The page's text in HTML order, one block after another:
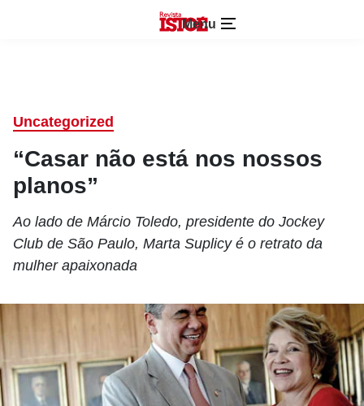
Menu
Uncategorized
“Casar não está nos nossos
planos”
Ao lado de Márcio Toledo, presidente do Jockey
Club de São Paulo, Marta Suplicy é o retrato da
mulher apaixonada